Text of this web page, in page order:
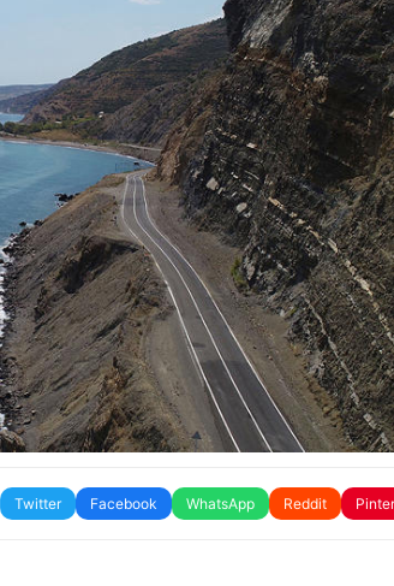
Twitter Facebook WhatsApp Reddit